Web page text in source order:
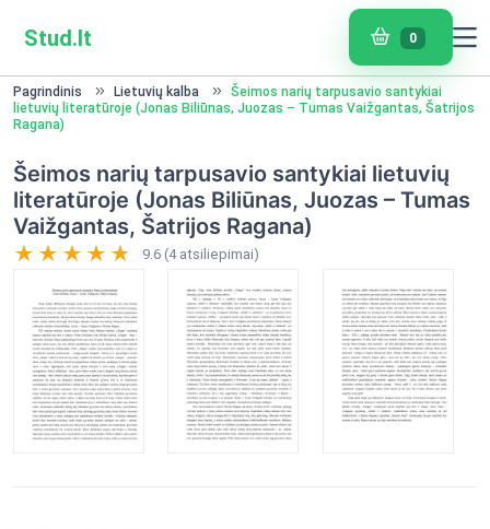
Stud.lt 0
Pagrindinis Lietuvių kalba
Šeimos narių tarpusavio santykiai
lietuvių literatūroje (Jonas Biliūnas, Juozas – Tumas Vaižgantas, Šatrijos
Ragana)
Šeimos narių tarpusavio santykiai lietuvių
literatūroje (Jonas Biliūnas, Juozas – Tumas
Vaižgantas, Šatrijos Ragana)
9.6 (4 atsiliepimai)